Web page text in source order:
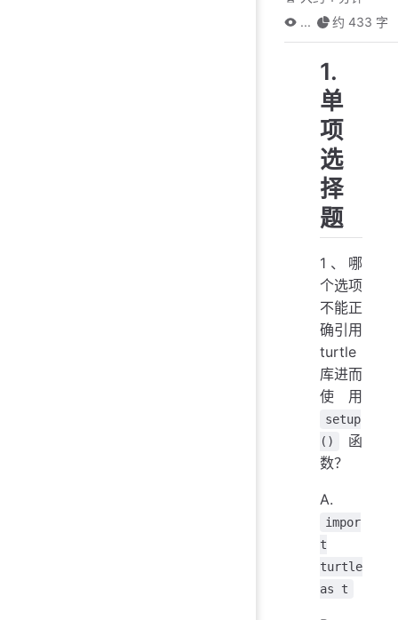
...
约 433 字
1.
单
项
选
择
题
1、哪
个选项
不能正
确引用
turtle
库进而
使用
setup
()
函
数？‪‬‪‬‪‬‪‬‪‬‮‬‫‬‫‬‪‬‪‬‪‬‪‬‪‬‮‬‫‬‫‬‪‬‪‬‪‬‪‬‪‬‮‬‭‬‫‬‪‬‪‬‪‬‪‬‪‬‮‬‫‬‫‬‪‬‪‬‪‬‪‬‪‬‮‬‫‬‭‬‬‬‬‬‬‬‬‬‬‬‬‬‬‬‬‬‬‬‬‬‬‬‬‬‬‬‬‬‬‬‬‬‬‬‬‬‬‬‬‬‬‬‬‬‬‬‬‬‬‬‬‬‬‬‬‬‬‬‬‬‬‬‬‬‬‬‬‬‬‬‬‬‬‬‬‬‬‬‬‬
A.
impor
t
turtle
as t